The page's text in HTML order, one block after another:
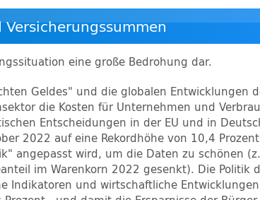
eine große Bedrohung dar.
Geldes" und die globalen Entwicklungen
die Kosten für Unternehmen und
Entscheidungen in der EU und in
2022 auf eine Rekordhöhe von 10,4
angepasst wird, um die Daten zu schönen
im Warenkorn 2022 gesenkt). Die
Indikatoren und wirtschaftliche